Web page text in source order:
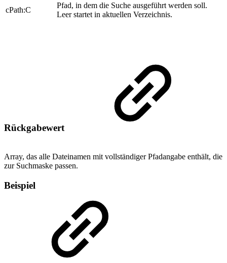
cPath:C
Pfad, in dem die Suche ausgeführt werden soll.
Leer startet in aktuellen Verzeichnis.
Rückgabewert
Array, das alle Dateinamen mit vollständiger Pfadangabe enthält, die
zur Suchmaske passen.
Beispiel